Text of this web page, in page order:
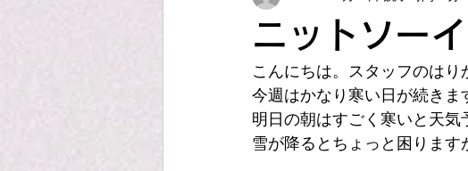
JUKIアップサイクル アフターサービス
ニットソー
こんにちは。スタッフのはり
今週はかなり寒い日が続きま
明日の朝はすごく寒いと天気
雪が降るとちょっと困ります